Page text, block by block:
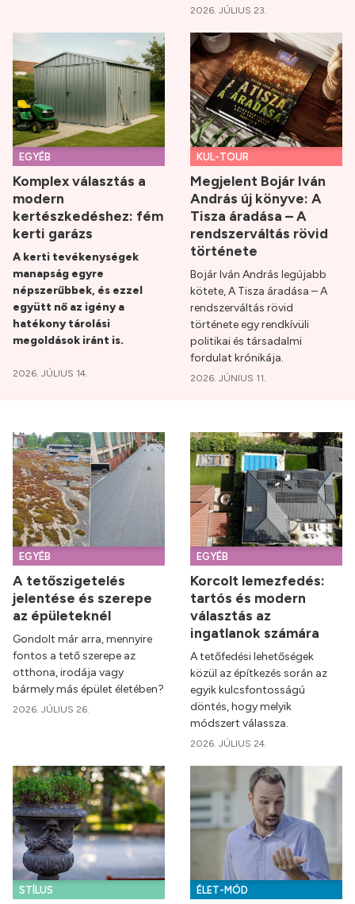
2026. JÚLIUS 23.
EGYÉB
Komplex választás a
modern
kertészkedéshez: fém
kerti garázs
A kerti tevékenységek
manapság egyre
népszerűbbek, és ezzel
együtt nő az igény a
hatékony tárolási
megoldások iránt is.
2026. JÚLIUS 14.
KUL-TOUR
Megjelent Bojár Iván
András új könyve: A
Tisza áradása – A
rendszerváltás rövid
története
Bojár Iván András legújabb
kötete, A Tisza áradása – A
rendszerváltás rövid
története egy rendkívüli
politikai és társadalmi
fordulat krónikája.
2026. JÚNIUS 11.
EGYÉB
A tetőszigetelés
jelentése és szerepe
az épületeknél
Gondolt már arra, mennyire
fontos a tető szerepe az
otthona, irodája vagy
bármely más épület életében?
2026. JÚLIUS 26.
EGYÉB
Korcolt lemezfedés:
tartós és modern
választás az
ingatlanok számára
A tetőfedési lehetőségek
közül az építkezés során az
egyik kulcsfontosságú
döntés, hogy melyik
módszert válassza.
2026. JÚLIUS 24.
STÍLUS ÉLET-MÓD